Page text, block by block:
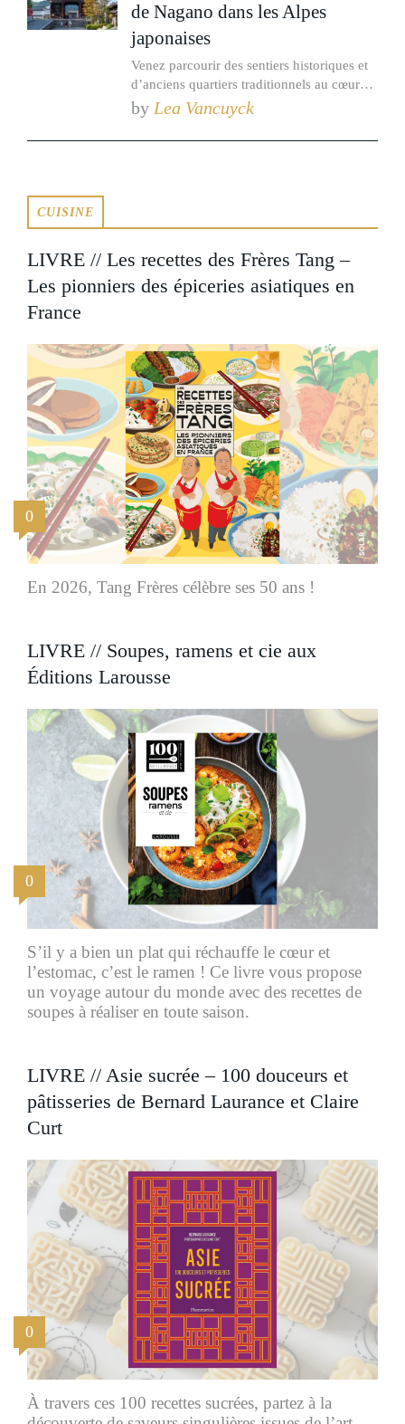
de Nagano dans les Alpes
japonaises
Venez parcourir des sentiers historiques et
d’anciens quartiers traditionnels au cœur
des montagnes nippones !
by Lea Vancuyck
CUISINE
LIVRE // Les recettes des Frères Tang –
Les pionniers des épiceries asiatiques en
France
0
En 2026, Tang Frères célèbre ses 50 ans !
LIVRE // Soupes, ramens et cie aux
Éditions Larousse
0
S’il y a bien un plat qui réchauffe le cœur et
l’estomac, c’est le ramen ! Ce livre vous propose
un voyage autour du monde avec des recettes de
soupes à réaliser en toute saison.
LIVRE // Asie sucrée – 100 douceurs et
pâtisseries de Bernard Laurance et Claire
Curt
0
À travers ces 100 recettes sucrées, partez à la